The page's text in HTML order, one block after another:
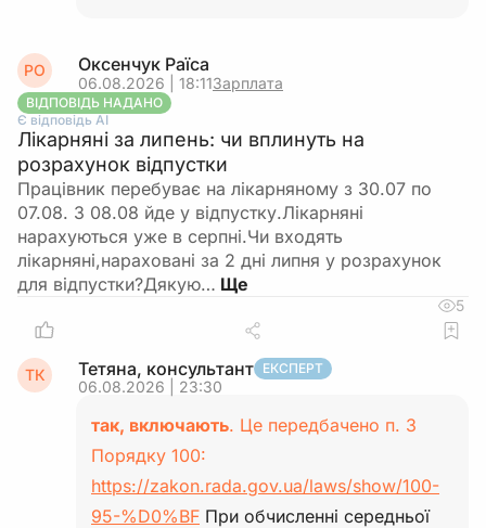
РО Оксенчук Раїса
06.08.2026 | 18:11Зарплата
ВІДПОВІДЬ НАДАНО
Є відповідь АІ
Лікарняні за липень: чи вплинуть на
розрахунок відпустки
Працівник перебуває на лікарняному з 30.07 по
07.08. З 08.08 йде у відпустку.Лікарняні
нарахуються уже в серпні.Чи входять
лікарняні,нараховані за 2 дні липня у розрахунок
для відпустки?Дякую…
5
ТК Тетяна, консультант ЕКСПЕРТ
06.08.2026 | 23:30
так, включають. Це передбачено п. 3
Порядку 100:
https://zakon.rada.gov.ua/laws/show/100-
95-%D0%BF При обчисленні середньої